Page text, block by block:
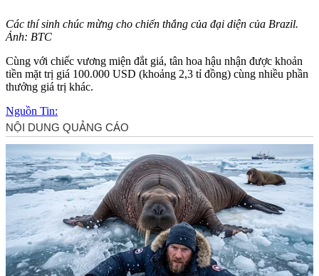
Các thí sinh chúc mừng cho chiến thắng của đại diện của Brazil.
Ảnh: BTC
Cùng với chiếc vương miện đắt giá, tân hoa hậu nhận được khoản
tiền mặt trị giá 100.000 USD (khoảng 2,3 tỉ đồng) cùng nhiều phần
thưởng giá trị khác.
Nguồn Tin: